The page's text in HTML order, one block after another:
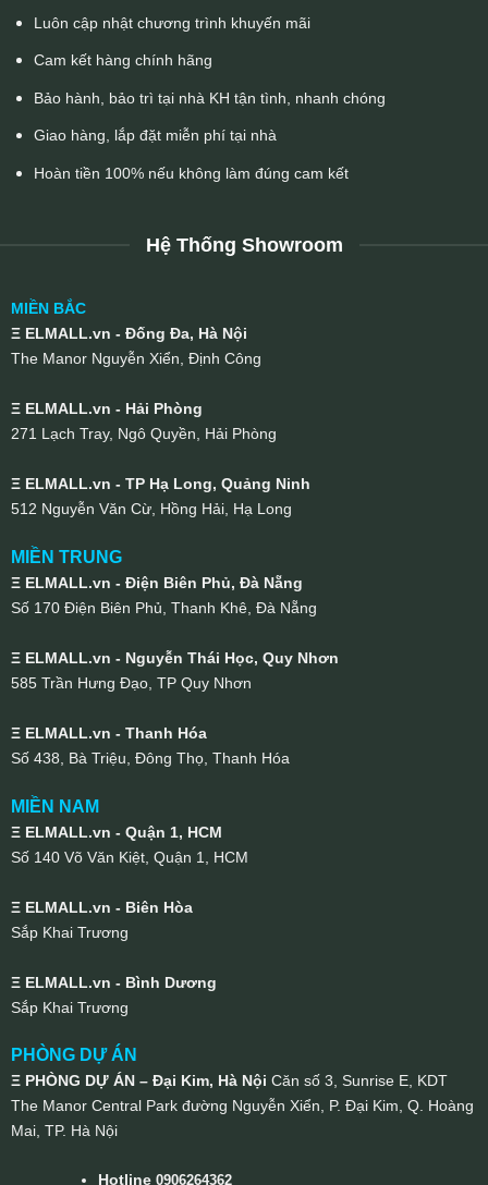
Luôn cập nhật chương trình khuyến mãi
Cam kết hàng chính hãng
Bảo hành, bảo trì tại nhà KH tận tình, nhanh chóng
Giao hàng, lắp đặt miễn phí tại nhà
Hoàn tiền 100% nếu không làm đúng cam kết
Hệ Thống Showroom
MIỀN BẮC
Ξ ELMALL.vn - Đống Đa, Hà Nội
The Manor Nguyễn Xiển, Định Công
Ξ ELMALL.vn - Hải Phòng
271 Lạch Tray, Ngô Quyền, Hải Phòng
Ξ ELMALL.vn - TP Hạ Long, Quảng Ninh
512 Nguyễn Văn Cừ, Hồng Hải, Hạ Long
MIỀN TRUNG
Ξ ELMALL.vn - Điện Biên Phủ, Đà Nẵng
Số 170 Điện Biên Phủ, Thanh Khê, Đà Nẵng
Ξ ELMALL.vn - Nguyễn Thái Học, Quy Nhơn
585 Trần Hưng Đạo, TP Quy Nhơn
Ξ ELMALL.vn - Thanh Hóa
Số 438, Bà Triệu, Đông Thọ, Thanh Hóa
MIỀN NAM
Ξ ELMALL.vn - Quận 1, HCM
Số 140 Võ Văn Kiệt, Quận 1, HCM
Ξ ELMALL.vn - Biên Hòa
Sắp Khai Trương
Ξ ELMALL.vn - Bình Dương
Sắp Khai Trương
PHÒNG DỰ ÁN
Ξ PHÒNG DỰ ÁN – Đại Kim, Hà Nội Căn số 3, Sunrise E, KDT
The Manor Central Park đường Nguyễn Xiển, P. Đại Kim, Q. Hoàng
Mai, TP. Hà Nội
Hotline0906264362